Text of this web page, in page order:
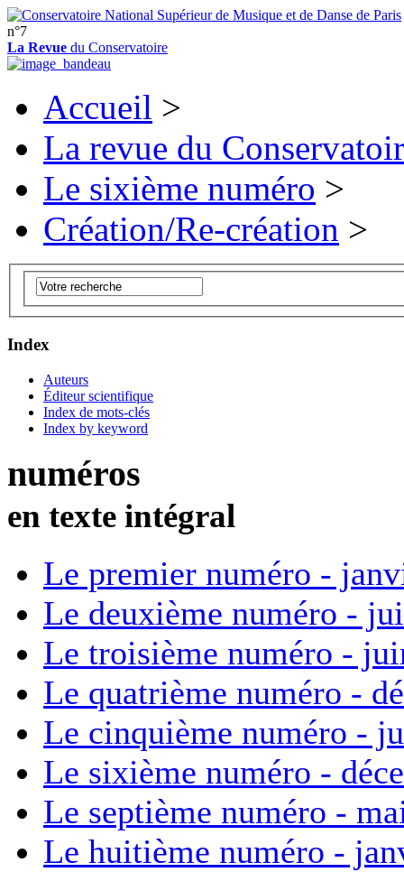
n°7
La Revue du Conservatoire
Accueil >
La revue du
Le sixième numéro >
Création/Re-création >
Index
Auteurs
Éditeur scientifique
Index de mots-clés
Index by keyword
numéros
en texte intégral
Le premier numéro -
Le deuxième numéro -
Le troisième numéro -
Le quatrième numéro -
Le cinquième numéro -
Le sixième numéro -
Le septième numéro -
Le huitième numéro -